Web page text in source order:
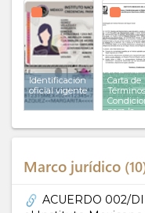
Identificación
oficial vigente
Carta de
para la
Uso del
Marco jurídico 10
ACUERDO 002/